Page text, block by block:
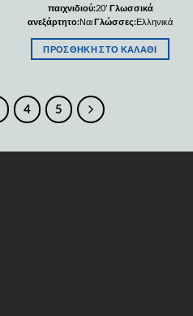
παιχνιδιού:20' Γλωσσικά
ανεξάρτητο:ΝαιΓλώσσες:Ελληνικά
ΠΡΟΣΘΉΚΗ ΣΤΟ ΚΑΛΆΘΙ
4 5